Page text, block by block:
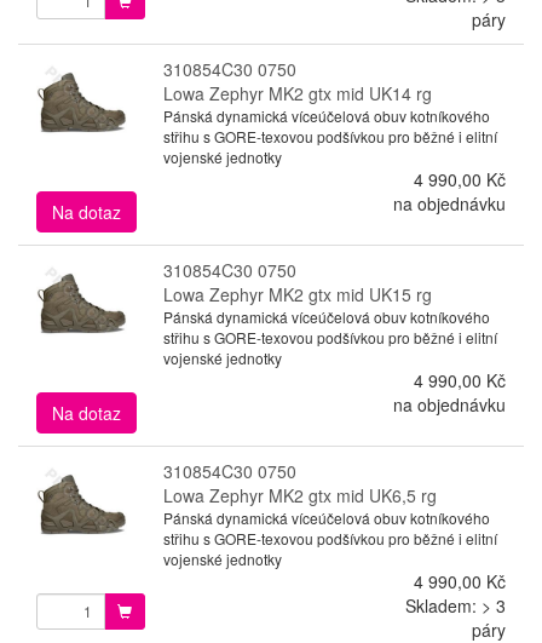
páry
310854C30 0750
Lowa Zephyr MK2 gtx mid UK14 rg
Pánská dynamická víceúčelová obuv kotníkového
střihu s GORE-texovou podšívkou pro běžné i elitní
vojenské jednotky
4 990,00 Kč
Na dotaz
na objednávku
310854C30 0750
Lowa Zephyr MK2 gtx mid UK15 rg
Pánská dynamická víceúčelová obuv kotníkového
střihu s GORE-texovou podšívkou pro běžné i elitní
vojenské jednotky
4 990,00 Kč
Na dotaz
na objednávku
310854C30 0750
Lowa Zephyr MK2 gtx mid UK6,5 rg
Pánská dynamická víceúčelová obuv kotníkového
střihu s GORE-texovou podšívkou pro běžné i elitní
vojenské jednotky
4 990,00 Kč
Skladem: > 3
páry